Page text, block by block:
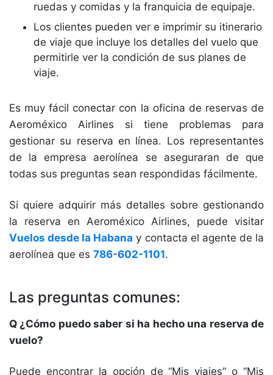
ruedas y comidas y la franquicia de equipaje.
Los clientes pueden ver e imprimir su itinerario
de viaje que incluye los detalles del vuelo que
permitirle ver la condición de sus planes de
viaje.
Es muy fácil conectar con la oficina de reservas de
Aeroméxico Airlines si tiene problemas para
gestionar su reserva en línea. Los representantes
de la empresa aerolínea se aseguraran de que
todas sus preguntas sean respondidas fácilmente.
Si quiere adquirir más detalles sobre gestionando
la reserva en Aeroméxico Airlines, puede visitar
Vuelos desde la Habana y contacta el agente de la
aerolínea que es786-602-1101.
Las preguntas comunes:
Q ¿Cómo puedo saber si ha hecho una reserva de
vuelo?
Puede encontrar la opción de “Mis viajes” o “Mis